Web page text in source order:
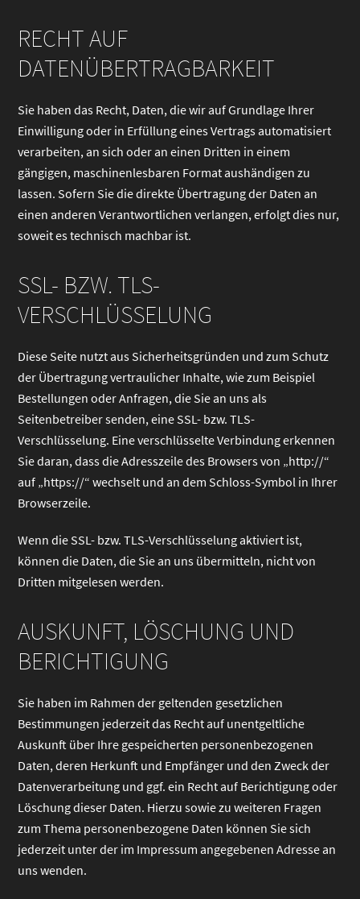
RECHT AUF
DATENÜBERTRAGBARKEIT
Sie haben das Recht, Daten, die wir auf Grundlage Ihrer
Einwilligung oder in Erfüllung eines Vertrags automatisiert
verarbeiten, an sich oder an einen Dritten in einem
gängigen, maschinenlesbaren Format aushändigen zu
lassen. Sofern Sie die direkte Übertragung der Daten an
einen anderen Verantwortlichen verlangen, erfolgt dies nur,
soweit es technisch machbar ist.
SSL- BZW. TLS-
VERSCHLÜSSELUNG
Diese Seite nutzt aus Sicherheitsgründen und zum Schutz
der Übertragung vertraulicher Inhalte, wie zum Beispiel
Bestellungen oder Anfragen, die Sie an uns als
Seitenbetreiber senden, eine SSL- bzw. TLS-
Verschlüsselung. Eine verschlüsselte Verbindung erkennen
Sie daran, dass die Adresszeile des Browsers von „http://“
auf „https://“ wechselt und an dem Schloss-Symbol in Ihrer
Browserzeile.
Wenn die SSL- bzw. TLS-Verschlüsselung aktiviert ist,
können die Daten, die Sie an uns übermitteln, nicht von
Dritten mitgelesen werden.
AUSKUNFT, LÖSCHUNG UND
BERICHTIGUNG
Sie haben im Rahmen der geltenden gesetzlichen
Bestimmungen jederzeit das Recht auf unentgeltliche
Auskunft über Ihre gespeicherten personenbezogenen
Daten, deren Herkunft und Empfänger und den Zweck der
Datenverarbeitung und ggf. ein Recht auf Berichtigung oder
Löschung dieser Daten. Hierzu sowie zu weiteren Fragen
zum Thema personenbezogene Daten können Sie sich
jederzeit unter der im Impressum angegebenen Adresse an
uns wenden.